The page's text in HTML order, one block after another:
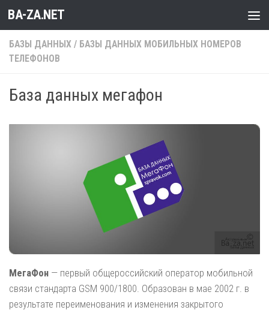
Перейти к содержимому
BA-ZA.NET
БАЗЫ ДАННЫХ / БАЗЫ ДАННЫХ МОБИЛЬНЫХ НОМЕРОВ
ТЕЛЕФОНОВ
База данных мегафон
МегаФон — первый общероссийский оператор мобильной
связи стандарта GSM 900/1800. Образован в мае 2002 г. в
результате переименования и изменения закрытого